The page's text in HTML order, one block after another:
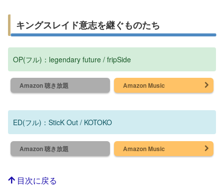
キングスレイド意志を継ぐものたち
OP(フル)：legendary future / fripSide
Amazon 聴き放題 Amazon Music
ED(フル)：SticK Out / KOTOKO
Amazon 聴き放題 Amazon Music
目次に戻る